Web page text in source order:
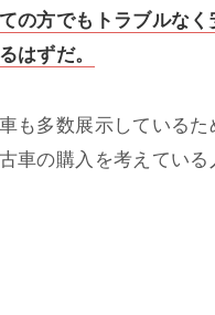
の方でもトラブルな
はずだ。
も多数展示している
車の購入を考えてい